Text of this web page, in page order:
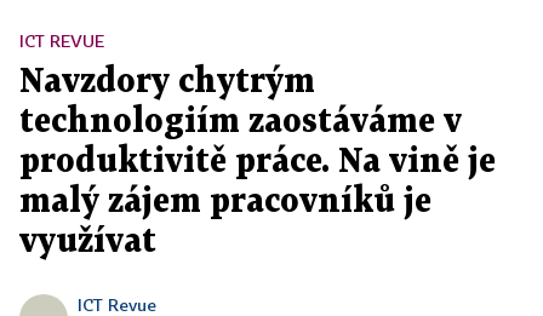
ICT REVUE
Navzdory chytrým
technologiím zaostáváme v
produktivitě práce. Na vině je
malý zájem pracovníků je
využívat
ICT Revue